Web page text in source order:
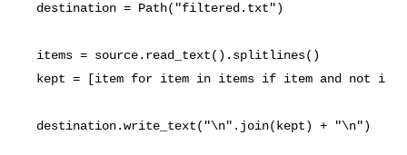
destination = Path("filtered.txt")
items = source.read_text().splitlines()
kept = [item for item in items if item and not
destination.write_text("\n".join(kept) + "\n")